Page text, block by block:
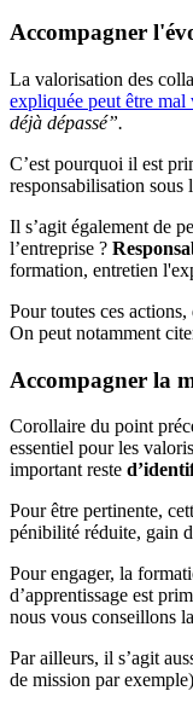
Accompagner
La valorisation des
expliquée peut être mal
déjà dépassé”.
C’est pourquoi il est
responsabilisation sous
Il s’agit également de
l’entreprise ?
formation, entretien
Pour toutes ces
On peut notamment
Accompagner la
Corollaire du point
essentiel pour les
important reste
Pour être pertinente,
pénibilité réduite, gain
Pour engager, la
d’apprentissage est
nous vous conseillons
Par ailleurs, il s’agit
de mission par